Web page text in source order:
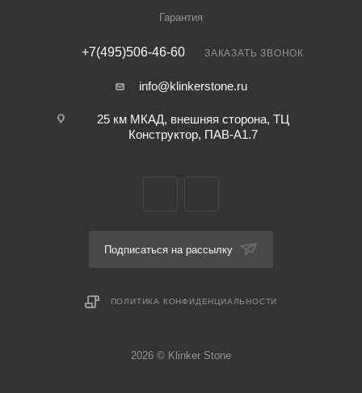
Гарантия
+7(495)506-46-60 ЗАКАЗАТЬ ЗВОНОК
info@klinkerstone.ru
25 км МКАД, внешняя сторона, ТЦ
Конструктор, ПАВ-А1.7
Подписаться на рассылку
ПОЛИТИКА КОНФИДЕНЦИАЛЬНОСТИ
2026 © Klinker Stone